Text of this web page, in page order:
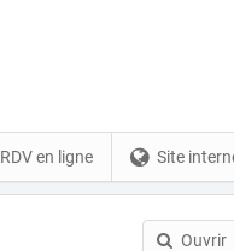
Site
RDV en ligne
Ouvrir